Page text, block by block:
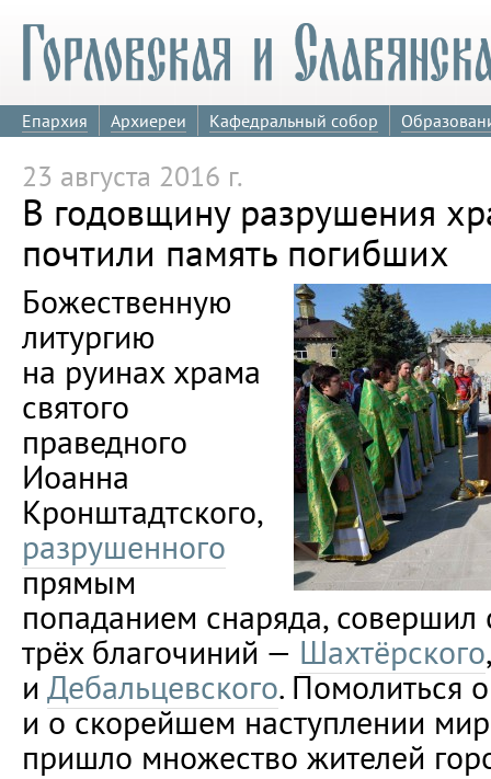
Епархия Архиереи Кафедральный собор
23 августа 2016 г.
В годовщину разрушения
почтили память погибших
Божественную
литургию
на руинах храма
святого
праведного
Иоанна
Кронштадтского,
разрушенного
прямым
попаданием снаряда, совершил
трёх благочиний — Шахтёрского
и Дебальцевского. Помолиться
и о скорейшем наступлении
пришло множество жителей